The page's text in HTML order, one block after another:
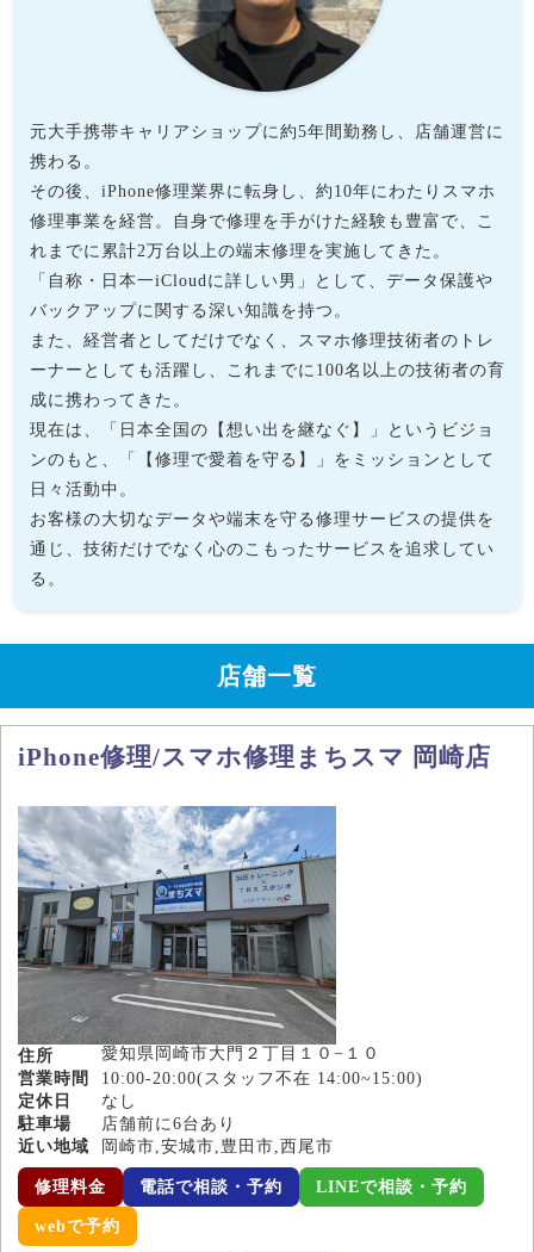
元大手携帯キャリアショップに約5年間勤務し、店舗運営に
携わる。
その後、iPhone修理業界に転身し、約10年にわたりスマホ
修理事業を経営。自身で修理を手がけた経験も豊富で、こ
れまでに累計2万台以上の端末修理を実施してきた。
「自称・日本一iCloudに詳しい男」として、データ保護や
バックアップに関する深い知識を持つ。
また、経営者としてだけでなく、スマホ修理技術者のトレ
ーナーとしても活躍し、これまでに100名以上の技術者の育
成に携わってきた。
現在は、「日本全国の【想い出を継なぐ】」というビジョ
ンのもと、「【修理で愛着を守る】」をミッションとして
日々活動中。
お客様の大切なデータや端末を守る修理サービスの提供を
通じ、技術だけでなく心のこもったサービスを追求してい
る。
店舗一覧
iPhone修理/スマホ修理まちスマ 岡崎店
住所
愛知県岡崎市大門２丁目１０−１０
営業時間
10:00-20:00(スタッフ不在 14:00~15:00)
定休日
なし
駐車場
店舗前に6台あり
近い地域
岡崎市,安城市,豊田市,西尾市
修理料金 電話で相談・予約 LINEで相談・予約
webで予約